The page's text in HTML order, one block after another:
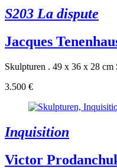
S203 La dispute
Jacques
Skulpturen . 49 x 36 x 28 cm
3.500 €
Inquisition
Victor